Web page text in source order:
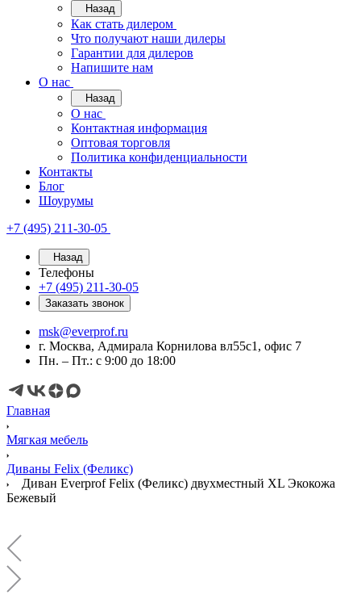
Назад
Как стать дилером
Что получают наши дилеры
Гарантии для дилеров
Напишите нам
О нас
Назад
О нас
Контактная информация
Оптовая торговля
Политика конфиденциальности
Контакты
Блог
Шоурумы
+7 (495) 211-30-05
Назад
Телефоны
+7 (495) 211-30-05
Заказать звонок
msk@everprof.ru
г. Москва, Адмирала Корнилова вл55с1, офис 7
Пн. – Пт.: с 9:00 до 18:00
Главная
Мягкая мебель
Диваны Felix (Феликс)
Диван Everprof Felix (Феликс) двухместный XL Экокожа
Бежевый